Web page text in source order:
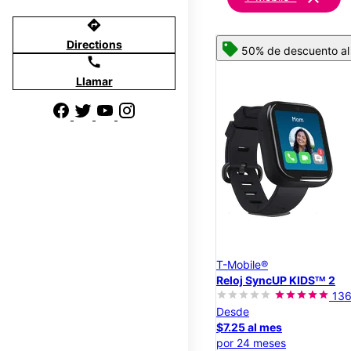
directions
Directions
call
Llamar
50% de descuento
T-Mobile®
Reloj SyncUP KIDSᵀᴹ 2
136
Desde
$7.25 al mes
por 24 meses